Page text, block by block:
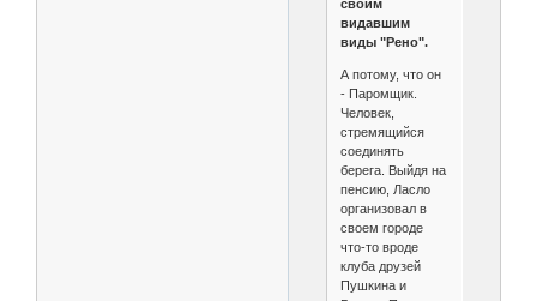
своим
видавшим
виды "Рено".
А потому, что он
- Паромщик.
Человек,
стремящийся
соединять
берега. Выйдя на
пенсию, Ласло
организовал в
своем городе
что-то вроде
клуба друзей
Пушкина и